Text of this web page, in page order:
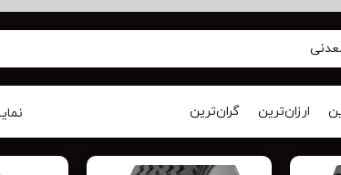
ارزان‌ترین گران‌ترین نمایش 1–12